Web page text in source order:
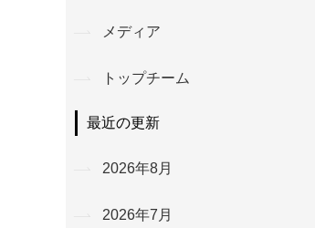
メディア
トップチーム
最近の更新
2026年8月
2026年7月